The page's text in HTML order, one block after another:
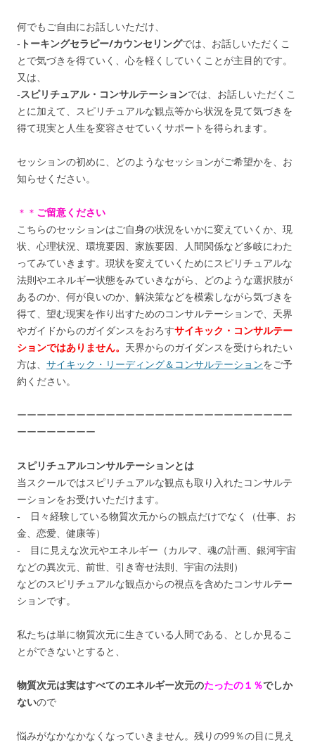
何でもご自由にお話しいただけ、
‐ トーキングセラピー/カウンセリングでは、お話しいただくこ
とで気づきを得ていく、心を軽くしていくことが主目的です。
又は、
‐スピリチュアル・コンサルテーションでは、お話しいただくこ
とに加えて、スピリチュアルな観点等から状況を見て気づきを
得て現実と人生を変容させていくサポートを得られます。
セッションの初めに、どのようなセッションがご希望かを、お
知らせください。
＊＊ ご留意ください
こちらのセッションはご自身の状況をいかに変えていくか、現
状、心理状況、環境要因、家族要因、人間関係など多岐にわた
ってみていきます。現状を変えていくためにスピリチュアルな
法則やエネルギー状態をみていきながら、どのような選択肢が
あるのか、何が良いのか、解決策などを模索しながら気づきを
得て、望む現実を作り出すためのコンサルテーションで、天界
やガイドからのガイダンスをおろすサイキック・コンサルテー
ションではありません。 天界からのガイダンスを受けられたい
方は、 サイキック・リーディング＆コンサルテーションをご予
約ください。
ーーーーーーーーーーーーーーーーーーーーーーーーーーーー
ーーーーーーーー
スピリチュアルコンサルテーションとは
当スクールではスピリチュアルな観点も取り入れたコンサルテ
ーションをお受けいただけます。
‐ 日々経験している物質次元からの観点だけでなく（仕事、お
金、恋愛、健康等）
‐ 目に見えな次元やエネルギー（カルマ、魂の計画、銀河宇宙
などの異次元、前世、引き寄せ法則、宇宙の法則）
などのスピリチュアルな観点からの視点を含めたコンサルテー
ションです。
私たちは単に物質次元に生きている人間である、としか見るこ
とができないとすると、
物質次元は実はすべてのエネルギー次元のたったの１％でしか
ないので
悩みがなかなかなくなっていきません。残りの99％の目に見え